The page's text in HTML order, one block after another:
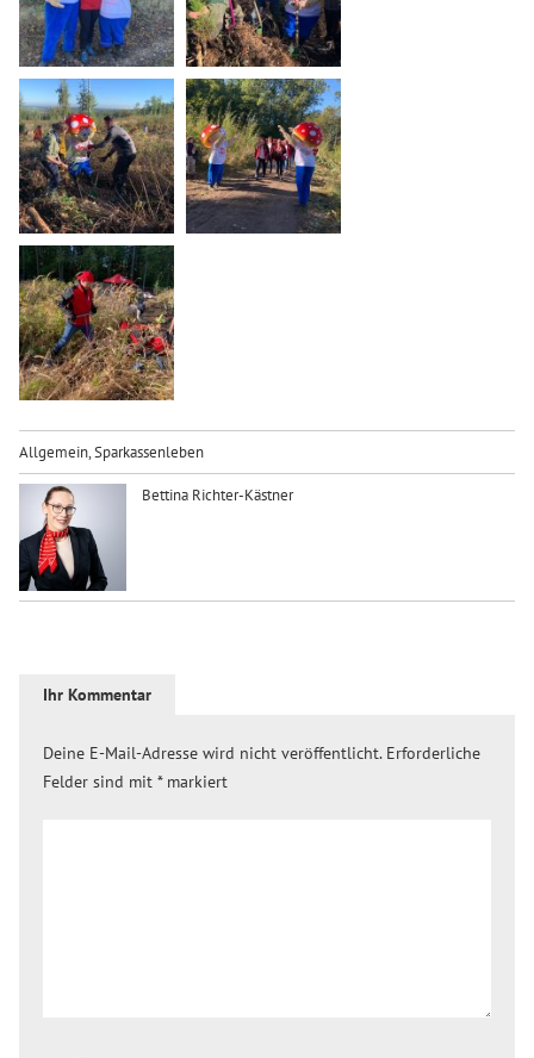
Allgemein,Sparkassenleben
Bettina Richter-Kästner
Ihr Kommentar
Deine E-Mail-Adresse wird nicht veröffentlicht. Erforderliche
Felder sind mit *markiert